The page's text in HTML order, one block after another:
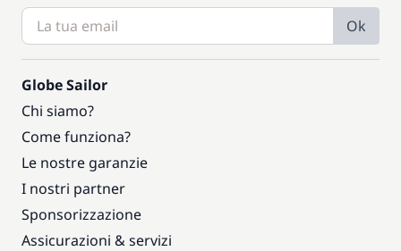
Ok
Globe Sailor
Chi siamo?
Come funziona?
Le nostre garanzie
I nostri partner
Sponsorizzazione
Assicurazioni & servizi